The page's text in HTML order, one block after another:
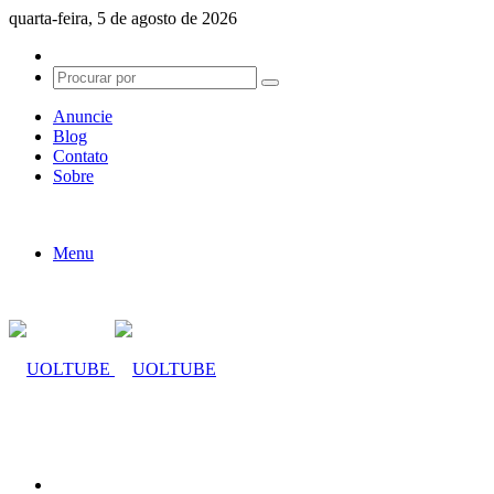
quarta-feira, 5 de agosto de 2026
skin
Procurar
Anuncie
Blog
Contato
Sobre
Menu